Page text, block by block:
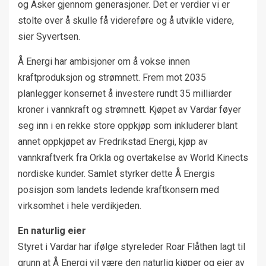
og Asker gjennom generasjoner. Det er verdier vi er
stolte over å skulle få videreføre og å utvikle videre,
sier Syvertsen.
Å Energi har ambisjoner om å vokse innen
kraftproduksjon og strømnett. Frem mot 2035
planlegger konsernet å investere rundt 35 milliarder
kroner i vannkraft og strømnett. Kjøpet av Vardar føyer
seg inn i en rekke store oppkjøp som inkluderer blant
annet oppkjøpet av Fredrikstad Energi, kjøp av
vannkraftverk fra Orkla og overtakelse av World Kinects
nordiske kunder. Samlet styrker dette Å Energis
posisjon som landets ledende kraftkonsern med
virksomhet i hele verdikjeden.
En naturlig eier
Styret i Vardar har ifølge styreleder Roar Flåthen lagt til
grunn at Å Energi vil være den naturlig kjøper og eier av